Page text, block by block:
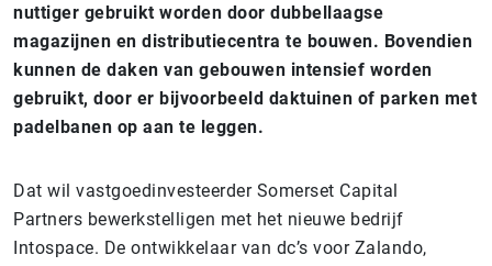
nuttiger gebruikt worden door dubbellaagse
magazijnen en distributiecentra te bouwen. Bovendien
kunnen de daken van gebouwen intensief worden
gebruikt, door er bijvoorbeeld daktuinen of parken met
padelbanen op aan te leggen.
Dat wil vastgoedinvesteerder Somerset Capital
Partners bewerkstelligen met het nieuwe bedrijf
Intospace. De ontwikkelaar van dc’s voor Zalando,